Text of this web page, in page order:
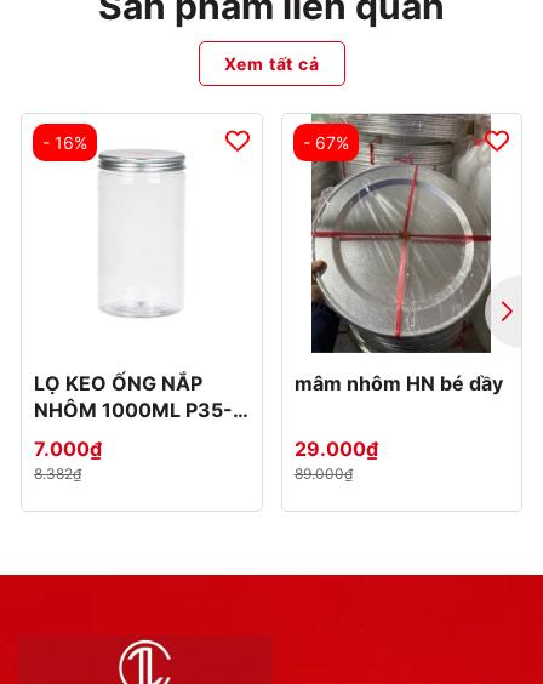
Xem tất cả
- 16%
LỌ KEO ỐNG NẮP
NHÔM 1000ML P35-
0887-1
7.000₫
8.382₫
- 67%
mâm nhôm HN bé dầy
29.000₫
89.000₫